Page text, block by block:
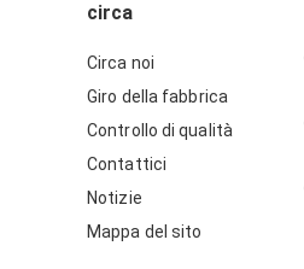
circa
Circa noi
Giro della fabbrica
Controllo di qualità
Contattici
Notizie
Mappa del sito